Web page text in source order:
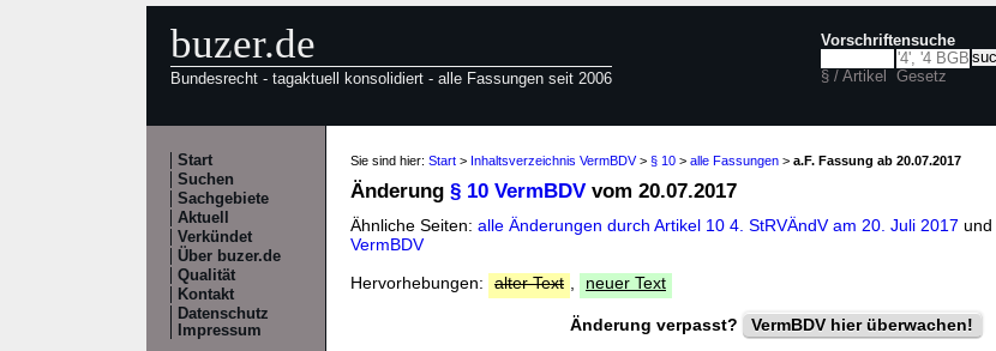
buzer.de
Bundesrecht - tagaktuell konsolidiert - alle Fassungen seit 2006
Vorschriftensuche
§ / Artikel Gesetz
Start
Suchen
Sachgebiete
Aktuell
Verkündet
Über buzer.de
Qualität
Kontakt
Datenschutz
Impressum
Sie sind hier: Start > Inhaltsverzeichnis VermBDV> § 10 > alle Fassungen > a.F. Fassung ab 20.07.2017
Änderung § 10 VermBDV vom 20.07.2017
Ähnliche Seiten: alle Änderungen durch Artikel 10 4. StRVÄndV am 20. Juli 2017 und
VermBDV
Hervorhebungen:
alter Text neuer Text
Änderung verpasst? VermBDV hier überwachen!